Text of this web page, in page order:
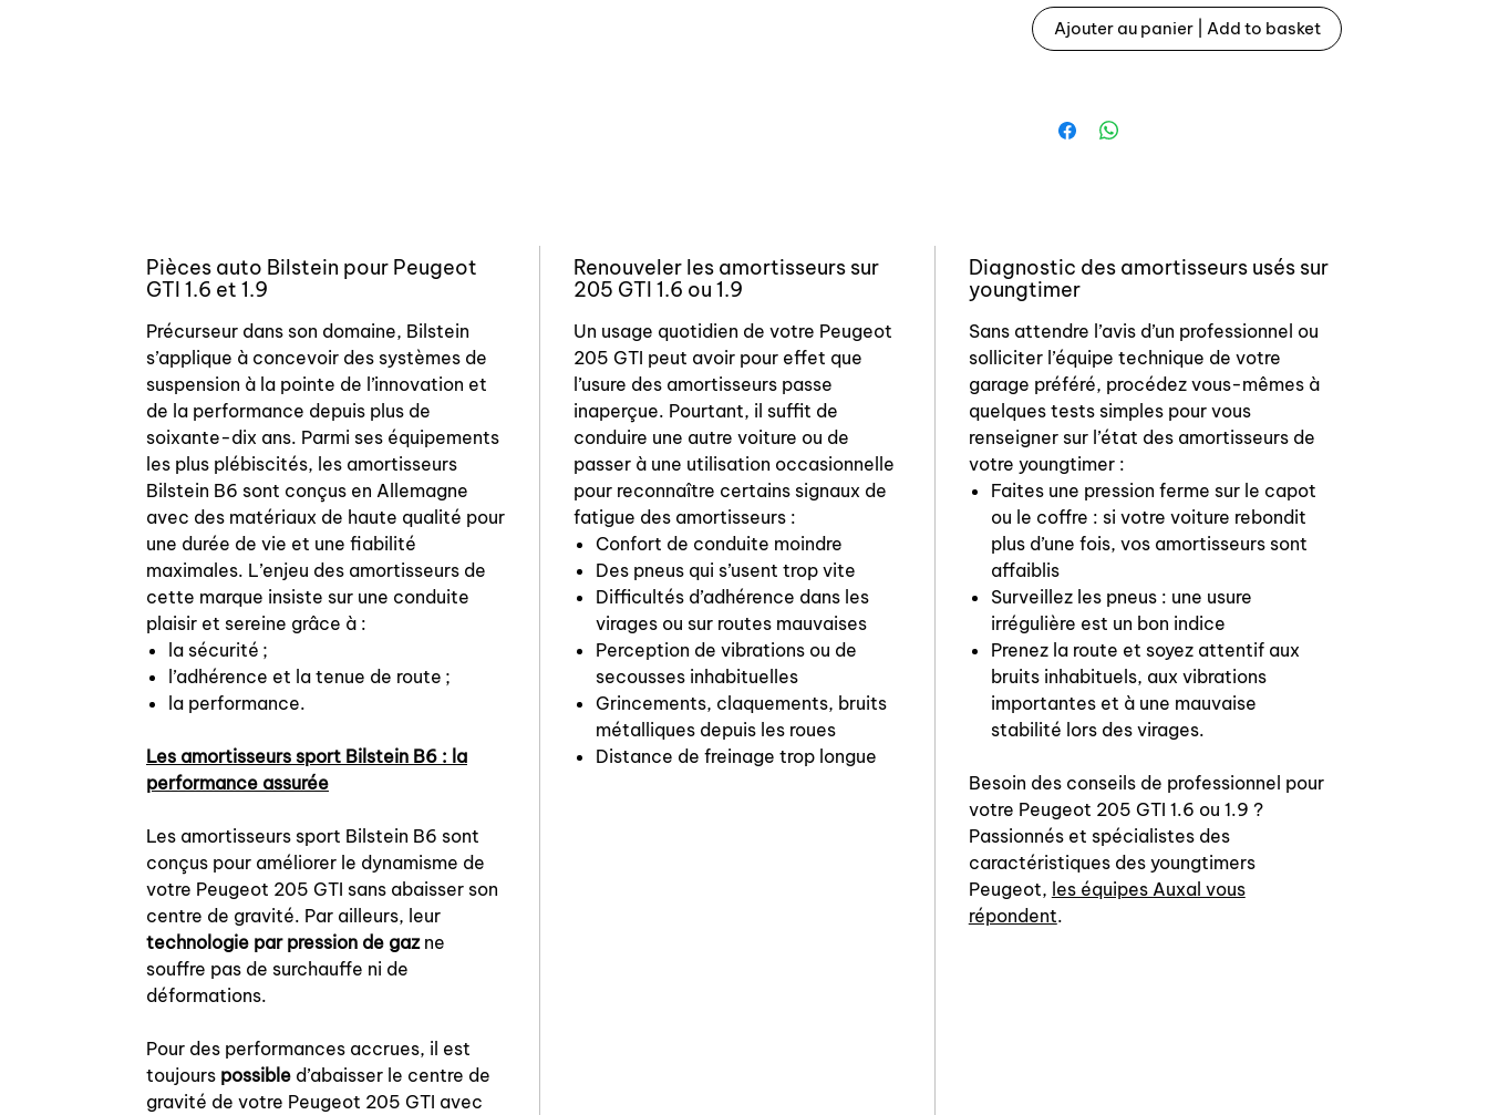
PEUGEOT 5202.N2
PEUGEOT 5203-23
Ajouter au panier | Add to basket
Pièces auto Bilstein pour Peugeot
GTI 1.6 et 1.9
Précurseur dans son domaine, Bilstein
s’applique à concevoir des systèmes de
suspension à la pointe de l’innovation et
de la performance depuis plus de
soixante-dix ans. Parmi ses équipements
les plus plébiscités, les amortisseurs
Bilstein B6 sont conçus en Allemagne
avec des matériaux de haute qualité pour
une durée de vie et une fiabilité
maximales. L’enjeu des amortisseurs de
cette marque insiste sur une conduite
plaisir et sereine grâce à :
la sécurité ;
l’adhérence et la tenue de route ;
la performance.
Les amortisseurs sport Bilstein B6 : la
performance assurée
Les amortisseurs sport Bilstein B6 sont
conçus pour améliorer le dynamisme de
votre Peugeot 205 GTI sans abaisser son
centre de gravité. Par ailleurs, leur
technologie par pression de gazne
souffre pas de surchauffe ni de
déformations.
Pour des performances accrues, il est
toujours possible d’abaisser le centre de
gravité de votre Peugeot 205 GTI avec
Renouveler les amortisseurs sur
205 GTI 1.6 ou 1.9
Un usage quotidien de votre Peugeot
205 GTI peut avoir pour effet que
l’usure des amortisseurs passe
inaperçue. Pourtant, il suffit de
conduire une autre voiture ou de
passer à une utilisation occasionnelle
pour reconnaître certains signaux de
fatigue des amortisseurs :
Confort de conduite moindre
Des pneus qui s’usent trop vite
Difficultés d’adhérence dans les
virages ou sur routes mauvaises
Perception de vibrations ou de
secousses inhabituelles
Grincements, claquements, bruits
métalliques depuis les roues
Distance de freinage trop longue
Diagnostic des amortisseurs usés sur
youngtimer
Sans attendre l’avis d’un professionnel ou
solliciter l’équipe technique de votre
garage préféré, procédez vous-mêmes à
quelques tests simples pour vous
renseigner sur l’état des amortisseurs de
votre youngtimer :
Faites une pression ferme sur le capot
ou le coffre : si votre voiture rebondit
plus d’une fois, vos amortisseurs sont
affaiblis
Surveillez les pneus : une usure
irrégulière est un bon indice
Prenez la route et soyez attentif aux
bruits inhabituels, aux vibrations
importantes et à une mauvaise
stabilité lors des virages.
Besoin des conseils de professionnel pour
votre Peugeot 205 GTI 1.6 ou 1.9 ?
Passionnés et spécialistes des
caractéristiques des youngtimers
Peugeot, les équipes Auxal vous
répondent.